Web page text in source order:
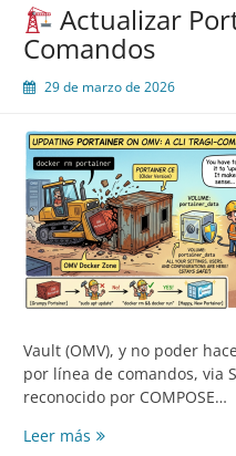
Actualizar
Comandos
29 de marzo de 2026
Vault (OMV), y no poder
por línea de comandos, via
reconocido por COMPOSE…
Leer más